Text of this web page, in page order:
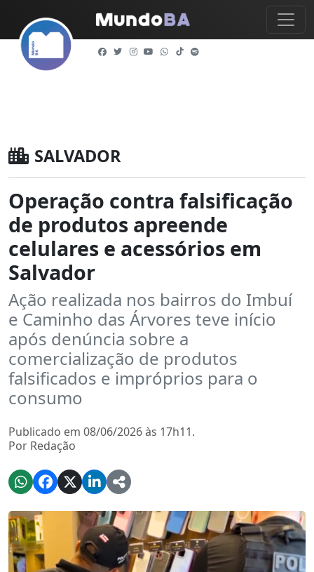
SALVADOR
Operação contra falsificação
de produtos apreende
celulares e acessórios em
Salvador
Ação realizada nos bairros do Imbuí
e Caminho das Árvores teve início
após denúncia sobre a
comercialização de produtos
falsificados e impróprios para o
consumo
Publicado em 08/06/2026 às 17h11.
Por Redação